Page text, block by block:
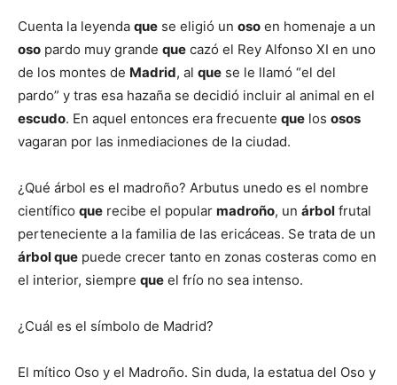
Cuenta la leyenda que se eligió un oso en homenaje a un
oso pardo muy grande que cazó el Rey Alfonso XI en uno
de los montes de Madrid, al que se le llamó “el del
pardo” y tras esa hazaña se decidió incluir al animal en el
escudo. En aquel entonces era frecuente que los osos
vagaran por las inmediaciones de la ciudad.
¿Qué árbol es el madroño? Arbutus unedo es el nombre
científico que recibe el popular madroño, un árbol frutal
perteneciente a la familia de las ericáceas. Se trata de un
árbol que puede crecer tanto en zonas costeras como en
el interior, siempre que el frío no sea intenso.
¿Cuál es el símbolo de Madrid?
El mítico Oso y el Madroño. Sin duda, la estatua del Oso y